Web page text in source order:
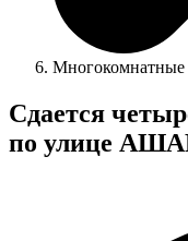
Многокомнатные
Сдается
по улице